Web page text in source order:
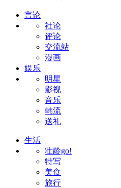
言论
社论
评论
交流站
漫画
娱乐
明星
影视
音乐
韩流
送礼
生活
壮龄go!
特写
美食
旅行